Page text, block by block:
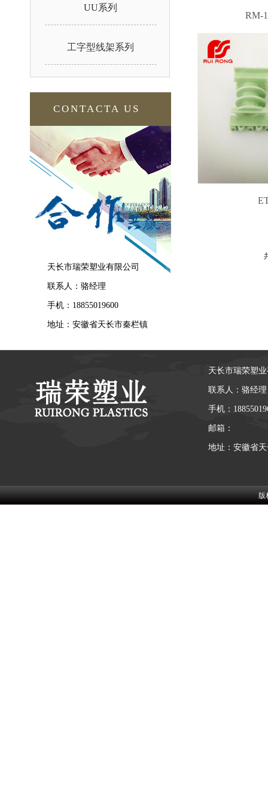
UU系列
工字型线架系列
CONTACTA US
天长市瑞荣塑业有限公司
联系人：骆经理
手机：18855019600
地址：安徽省天长市秦栏镇
RM-
天长市瑞荣塑
联系人：骆经理
手机：
邮箱：
地址：安徽省
版